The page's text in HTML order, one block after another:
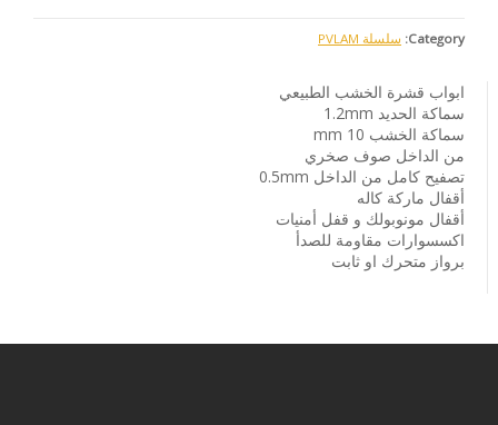
Category: سلسلة PVLAM
ابواب قشرة الخشب الطبيعي
سماكة الحديد 1.2mm
سماكة الخشب 10 mm
من الداخل صوف صخري
تصفيح كامل من الداخل 0.5mm
أقفال ماركة كاله
أقفال مونوبولك و قفل أمنيات
اكسسوارات مقاومة للصدأ
برواز متحرك او ثابت